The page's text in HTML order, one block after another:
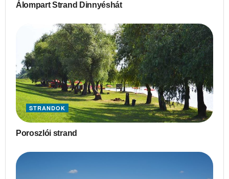
Álompart Strand Dinnyéshát
STRANDOK
Poroszlói strand